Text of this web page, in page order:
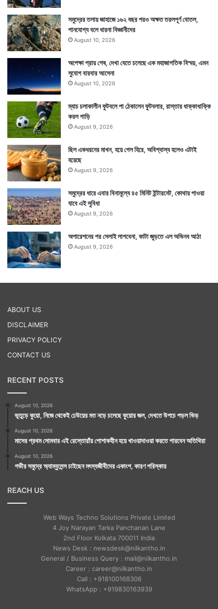
সমুদ্রের তলায় জাহাজে ১৬২ বছর পরও অক্ষত তরলপূর্ণ বোতল,
পানযোগ্য বলে ধারনা বিজ্ঞানীদের
August 10, 2026
অপেক্ষা প্রায় শেষ, দেখা যেতে চলেছে এক মহাজাগতিক বিস্ময়, এমন
সুযোগ বারবার আসেনা
August 10, 2026
ম্যাচ চলাকালীন ফুটবলে পা ঠেকালেন ফুটবলার, রাস্তায় ধাক্কাধাক্কি
করল গাড়ি
August 9, 2026
ছিল একধরনের মাখন, হয়ে গেল হিরে, অবিশ্বাস্য হলেও এটাই
হয়েছে
August 9, 2026
সমুদ্রের ধারে এবার বিনামূল্যে ৪৫ মিনিট ইন্টারনেট, কোথায় পাওয়া
যাবে এই সুবিধা
August 9, 2026
অপারেশনের পর সেলাই লাগবেনা, কাটা জুড়তে এল অভিনব আঠা
August 9, 2026
ABOUT US
DISCLAIMER
PRIVACY POLICY
CONTACT US
RECENT POSTS
August 10, 2026
ভূতুড়ে কুয়ো, নিজে থেকেই ঢেউয়ের মত নড়ে চলেছে কুয়োর জল, দেখতে উপচে পড়ল ভিড়
August 10, 2026
মাসের প্রথম সোমবার এই রেস্তোরাঁয় পোশাকহীন হয়ে খাওয়াদাওয়া করতে পারবেন অতিথিরা
August 10, 2026
গভীর সমুদ্রে অ্যাম্বুলেন্স চাইছেন মৎস্যজীবীদের একাংশ, কারণ পরিস্কার
REACH US
Web Ways Techno Solutions Private Limited
4 Joy Narayan Tarka Panchanan Lane
2nd Floor Kolkata 700011 India
News Desk : newsdesk@nilkantho.in
General / Business Query : mail@nilkantho.in
Career : career@nilkantho.in
Call : +918100168306
WhatsApp : +919830163939